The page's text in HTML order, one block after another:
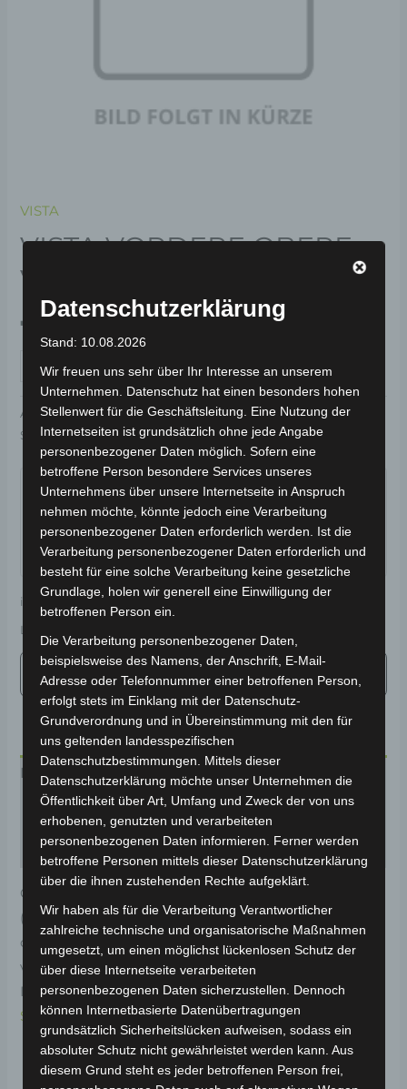
VISTA
VISTA VORDERE OBERE
VERKLEIDUNG
79,00
IN DEN WARENKORB
Artikelnummer:201032-0101-001-000 Kategorie:VISTA
Schlagwort:Karosserie & Verkleidung
Garantiert sicherer Checkout
inkl. 19 % MwSt.
Kostenloser Versand
Lieferzeit:
Beschreibung
Rezensionen (0)
Original-Ersatzteil für das 4-Rad Seniorenmobil ECO
(Modell: VISTA T408, Hersteller: Vigrous). Die vordere
obere Verkleidung schützt und stabilisiert den
vorderen Bereich des Fahrzeugs. Weitere
Informationen zum Fahrzeug findest du hier:4-Rad
Seniorenmobil ECO 25 km/h.
Datenschutzerklärung
Stand: 10.08.2026
Wir freuen uns sehr über Ihr Interesse an unserem
Unternehmen. Datenschutz hat einen besonders hohen
Stellenwert für die Geschäftsleitung. Eine Nutzung der
Internetseiten ist grundsätzlich ohne jede Angabe
personenbezogener Daten möglich. Sofern eine
betroffene Person besondere Services unseres
Unternehmens über unsere Internetseite in Anspruch
nehmen möchte, könnte jedoch eine Verarbeitung
personenbezogener Daten erforderlich werden. Ist die
Verarbeitung personenbezogener Daten erforderlich und
besteht für eine solche Verarbeitung keine gesetzliche
Grundlage, holen wir generell eine Einwilligung der
betroffenen Person ein.
Die Verarbeitung personenbezogener Daten,
beispielsweise des Namens, der Anschrift, E-Mail-
Adresse oder Telefonnummer einer betroffenen Person,
erfolgt stets im Einklang mit der Datenschutz-
Grundverordnung und in Übereinstimmung mit den für
uns geltenden landesspezifischen
Datenschutzbestimmungen. Mittels dieser
Datenschutzerklärung möchte unser Unternehmen die
Öffentlichkeit über Art, Umfang und Zweck der von uns
erhobenen, genutzten und verarbeiteten
personenbezogenen Daten informieren. Ferner werden
betroffene Personen mittels dieser Datenschutzerklärung
über die ihnen zustehenden Rechte aufgeklärt.
Wir haben als für die Verarbeitung Verantwortlicher
zahlreiche technische und organisatorische Maßnahmen
umgesetzt, um einen möglichst lückenlosen Schutz der
über diese Internetseite verarbeiteten
personenbezogenen Daten sicherzustellen. Dennoch
können Internetbasierte Datenübertragungen
grundsätzlich Sicherheitslücken aufweisen, sodass ein
absoluter Schutz nicht gewährleistet werden kann. Aus
diesem Grund steht es jeder betroffenen Person frei,